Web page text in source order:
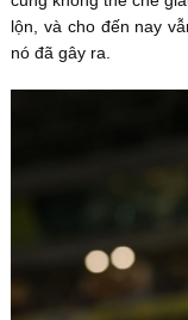
lộn, và cho đến nay
nó đã gây ra.